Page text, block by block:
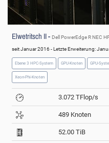
Elwetritsch II - Dell PowerEdge R NEC
seit Januar 2016 - Letzte Erweiterung:
Ebene 3 HPC-System GPU-Knoten GPU-
Xeon-Phi-Knoten
3.072 TFlop/s
489 Knoten
52.00 TiB